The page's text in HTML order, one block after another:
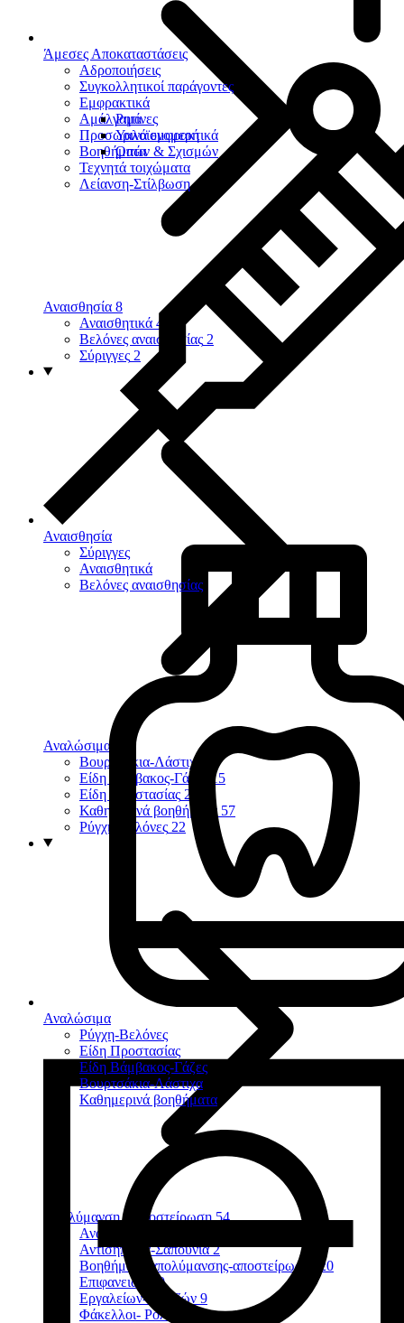
Άμεσες Αποκαταστάσεις
Αδροποιήσεις
Συγκολλητικοί παράγοντες
Εμφρακτικά
Ρητίνες
Υαλοϊονομερή
Οπών & Σχισμών
Αμάλγαμα
Προσωρινά εμφρακτικά
Βοηθήματα
Τεχνητά τοιχώματα
Λείανση-Στίλβωση
Αναισθησία
Σύριγγες
Αναισθητικά
Βελόνες αναισθησίας
Αναλώσιμα
Ρύγχη-Βελόνες
Είδη Προστασίας
Είδη Βάμβακος-Γάζες
Βουρτσάκια-Λάστιχα
Καθημερινά βοηθήματα
Αναισθησία 8
Αναισθητικά 4
Βελόνες αναισθησίας 2
Σύριγγες 2
Αναλώσιμα
Βουρτσάκια-Λάστιχα
Είδη Βάμβακος-Γάζες
15
Είδη Προστασίας 23
Καθημερινά βοηθήματα 57
Ρύγχη-Βελόνες 22
Απολύμανση - Αποστείρωση 54
Αναρροφήσεων
Αντισηπτικά-Σαπούνια 2
Βοηθήματα απολύμανσης-αποστείρωσης
20
Επιφανειών
10
Εργαλείων- Φρεζών 9
Φάκελλοι- Ρολά